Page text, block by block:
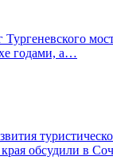
Тургеневского
годами, а…
обсудили в